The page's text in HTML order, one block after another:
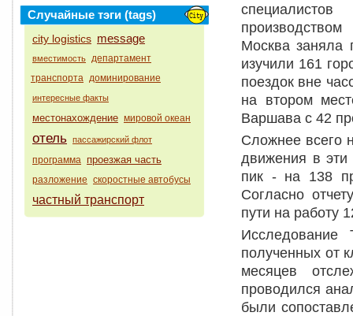
Случайные тэги (tags)
city logistics message
вместимость департамент
транспорта доминирование
интересные факты
местонахождение мировой океан
отель пассажирский флот
программа проезжая часть
разложение скоростные автобусы
частный транспорт
Москва заняла
изучили 161
поездок вне
на втором
Варшава с 42
Сложнее всего
движения в
пик - на 138
Согласно
пути на работу
полученных от
месяцев
проводился
были